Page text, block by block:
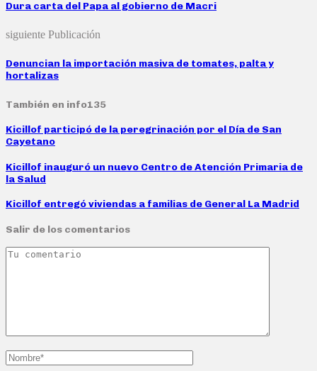
Dura carta del Papa al gobierno de Macri
siguiente Publicación
Denuncian la importación masiva de tomates, palta y
hortalizas
También en info135
Kicillof participó de la peregrinación por el Día de San
Cayetano
Kicillof inauguró un nuevo Centro de Atención Primaria de
la Salud
Kicillof entregó viviendas a familias de General La Madrid
Salir de los comentarios